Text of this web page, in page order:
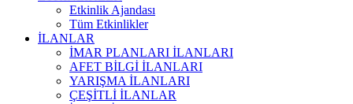
Etkinlik Ajandası
Tüm Etkinlikler
İLANLAR
İMAR PLANLARI İLANLARI
AFET BİLGİ İLANLARI
YARIŞMA İLANLARI
ÇEŞİTLİ İLANLAR